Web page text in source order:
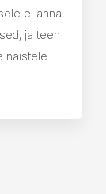
ei anna
ja teen
naistele.